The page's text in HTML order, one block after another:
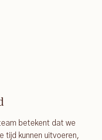
betekent dat we
tijd kunnen uitvoeren,